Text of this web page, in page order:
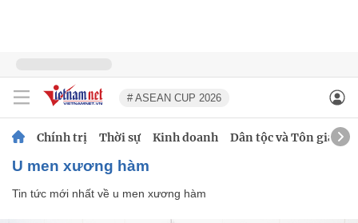
# ASEAN CUP 2026
Chính trị Thời sự Kinh doanh Dân tộc và Tôn giáo
u men xương hàm
Tin tức mới nhất về u men xương hàm